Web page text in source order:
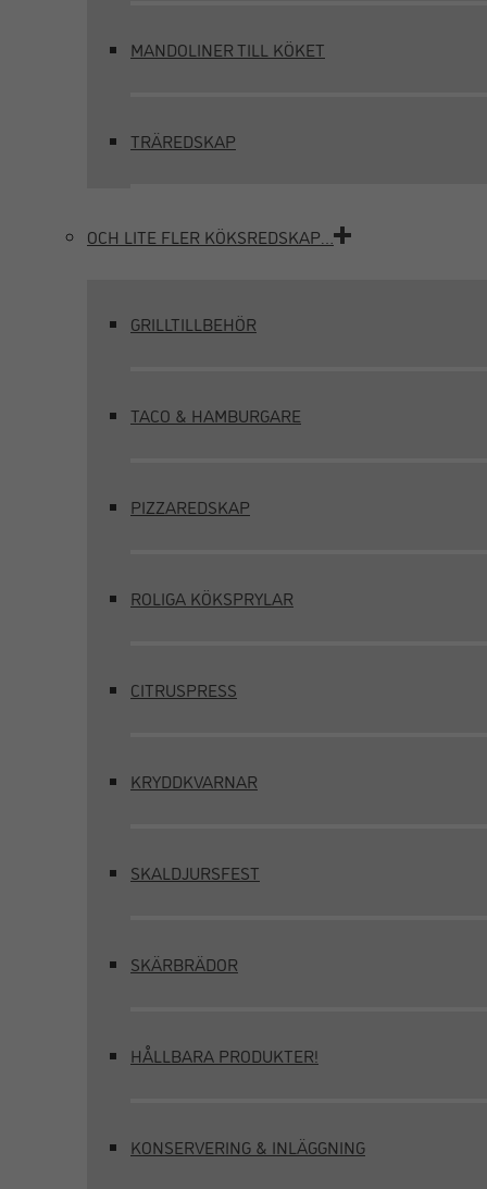
MANDOLINER TILL KÖKET
TRÄREDSKAP
OCH LITE FLER KÖKSREDSKAP…
GRILLTILLBEHÖR
TACO & HAMBURGARE
PIZZAREDSKAP
ROLIGA KÖKSPRYLAR
CITRUSPRESS
KRYDDKVARNAR
SKALDJURSFEST
SKÄRBRÄDOR
HÅLLBARA PRODUKTER!
KONSERVERING & INLÄGGNING